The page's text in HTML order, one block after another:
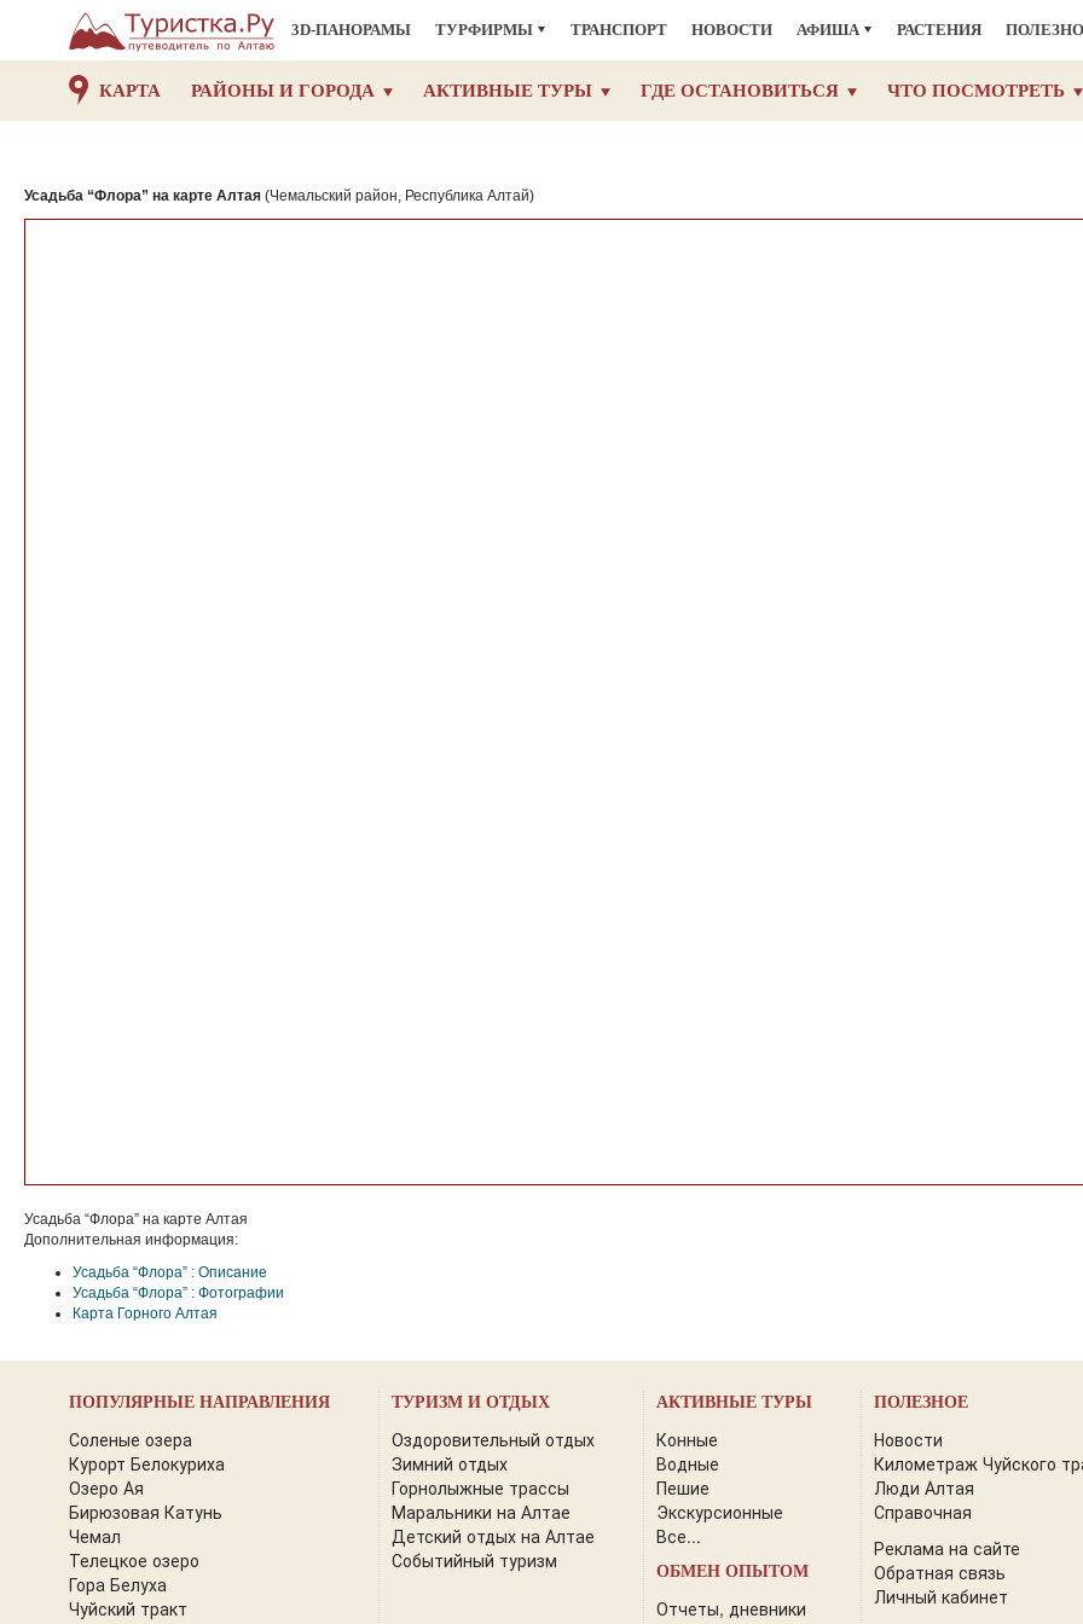
3D-ПАНОРАМЫ ТУРФИРМЫ ТРАНСПОРТ НОВОСТИ АФИША РАСТЕНИЯ
КАРТА РАЙОНЫ И ГОРОДА АКТИВНЫЕ ТУРЫ ГДЕ ОСТАНОВИТЬСЯ ЧТО ПОСМОТРЕТЬ
Усадьба “Флора” на карте Алтая (Чемальский район, Республика Алтай)
Усадьба “Флора” на карте Алтая
Дополнительная информация:
Усадьба “Флора” : Описание
Усадьба “Флора” : Фотографии
Карта Горного Алтая
ПОПУЛЯРНЫЕ НАПРАВЛЕНИЯ
Соленые озера
Курорт Белокуриха
Озеро Ая
Бирюзовая Катунь
Чемал
Телецкое озеро
Гора Белуха
Чуйский тракт
ТУРИЗМ И ОТДЫХ
Оздоровительный отдых
Зимний отдых
Горнолыжные трассы
Маральники на Алтае
Детский отдых на Алтае
Событийный туризм
АКТИВНЫЕ ТУРЫ
Конные
Водные
Пешие
Экскурсионные
Все...
ОБМЕН ОПЫТОМ
Отчеты, дневники
ПОЛЕЗНОЕ
Новости
Километраж Чуйского
Люди Алтая
Справочная
Реклама на сайте
Обратная связь
Личный кабинет